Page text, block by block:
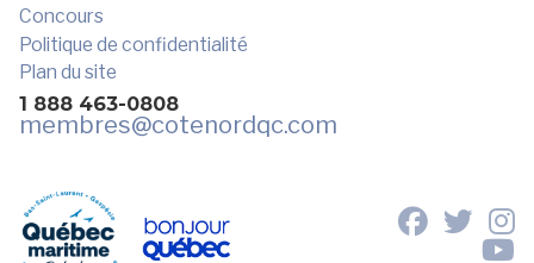
Concours
Politique de confidentialité
Plan du site
1 888 463-0808
membres@cotenordqc.com